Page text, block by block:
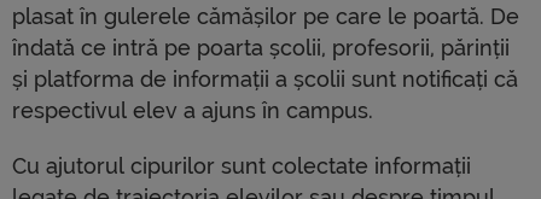
plasat în gulerele cămășilor pe care le poartă. De
îndată ce intră pe poarta școlii, profesorii, părinții
și platforma de informații a școlii sunt notificați că
respectivul elev a ajuns în campus.
Cu ajutorul cipurilor sunt colectate informații